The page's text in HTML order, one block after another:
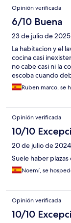
Opinión verificada
6/10 Buena
23 de julio de 2025
La habitacion y el
cocina casi
no cabe casi ni la
escoba cuando
Ruben marco, se
Opinión verificada
10/10
20 de julio de 2024
Suele haber
Noemí, se
Opinión verificada
10/10